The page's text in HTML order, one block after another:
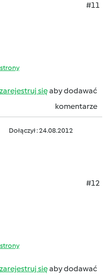
#11
zarejestruj sięaby dodawać
komentarze
Dołączył : 24.08.2012
#12
zarejestruj sięaby dodawać